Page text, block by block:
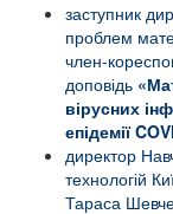
заступник
проблем
член-
доповідь
вірусних
епідемії
директор
технологій
Тараса